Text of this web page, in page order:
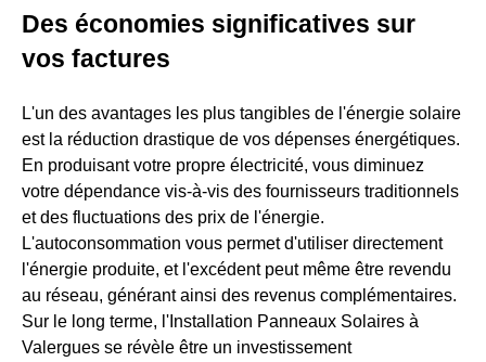
Des économies significatives sur
vos factures
L'un des avantages les plus tangibles de l'énergie solaire
est la réduction drastique de vos dépenses énergétiques.
En produisant votre propre électricité, vous diminuez
votre dépendance vis-à-vis des fournisseurs traditionnels
et des fluctuations des prix de l'énergie.
L'autoconsommation vous permet d'utiliser directement
l'énergie produite, et l'excédent peut même être revendu
au réseau, générant ainsi des revenus complémentaires.
Sur le long terme, l'Installation Panneaux Solaires à
Valergues se révèle être un investissement